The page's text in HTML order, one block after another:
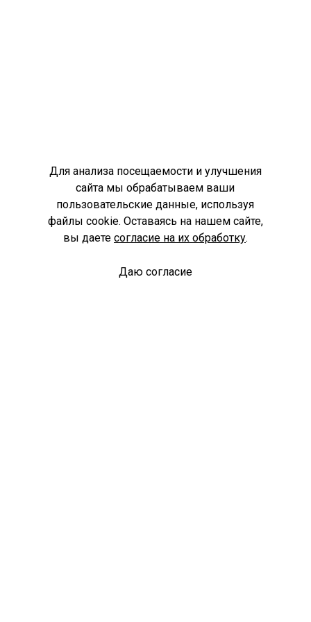
Для анализа посещаемости и улучшения
сайта мы обрабатываем ваши
пользовательские данные, используя
файлы cookie. Оставаясь на нашем сайте,
вы даете согласие на их обработку.
Даю согласие